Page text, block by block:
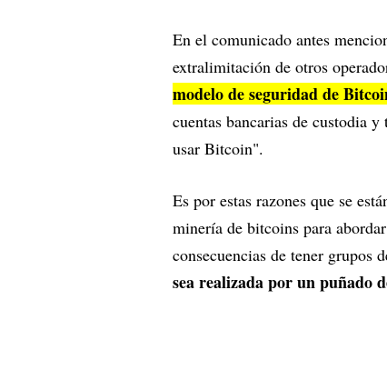
En el comunicado antes
extralimitación de otros
modelo de seguridad de
cuentas bancarias de custodia
usar Bitcoin".
Es por estas razones que se
minería de bitcoins para
consecuencias de tener grupos
sea realizada por un puñado